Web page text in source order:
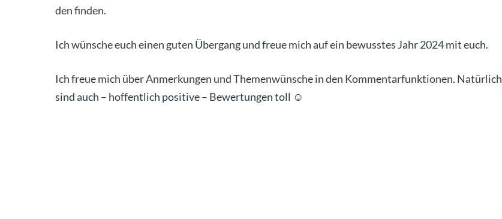
den fin­den.
Ich wün­sche euch einen guten Über­gang und freue mich auf ein bewuss­tes Jahr 2024 mit euch.
Ich freue mich über Anmer­kun­gen und The­men­wün­sche in den Kom­men­tar­funk­tio­nen. Natür­lich
sind auch – hof­fent­lich posi­ti­ve – Bewer­tun­gen toll ☺️